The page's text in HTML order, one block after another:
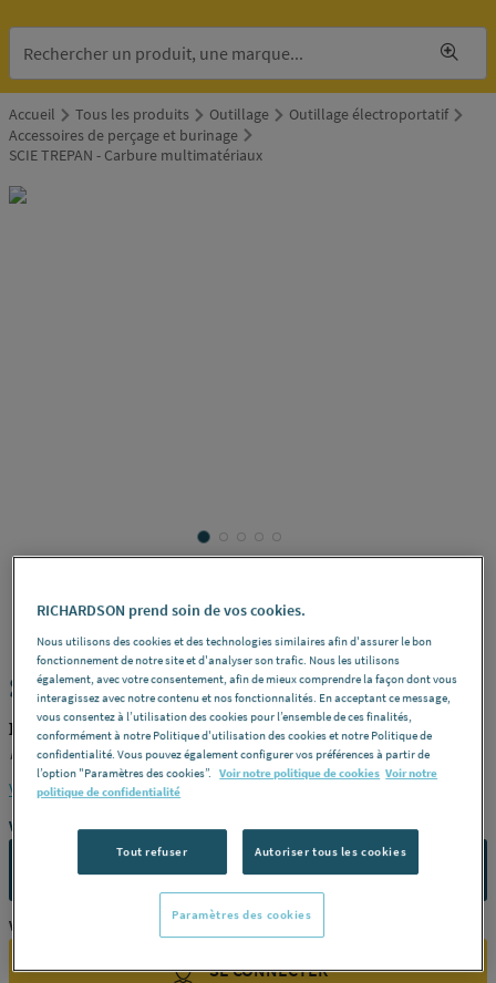
Accueil Tous les produits Outillage
Outillage électroportatif
Accessoires de perçage et burinage
SCIE TREPAN - Carbure multimatériaux
ERKO REF : 2648Z
SCIE TREPAN - Carbure multimatériaux
ERKO 47080
Modèle80 mm -Référence47080
Voir la description complète
Vous avez un projet ?
CONTACTEZ-NOUS
Vous êtes un professionnel ?
SE CONNECTER
RICHARDSON prend soin de vos cookies.
Nous utilisons des cookies et des technologies similaires afin d'assurer le bon
fonctionnement de notre site et d'analyser son trafic. Nous les utilisons
également, avec votre consentement, afin de mieux comprendre la façon dont vous
interagissez avec notre contenu et nos fonctionnalités. En acceptant ce message,
vous consentez à l’utilisation des cookies pour l’ensemble de ces finalités,
conformément à notre Politique d'utilisation des cookies et notre Politique de
confidentialité. Vous pouvez également configurer vos préférences à partir de
l’option "Paramètres des cookies”. Voir notre politique de cookies Voir notre
politique de confidentialité
Tout refuser Autoriser tous les cookies
Paramètres des cookies